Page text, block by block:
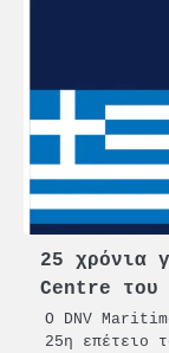
25 χρόνια
Centre του
Ο DNV
25η επέτειο
5